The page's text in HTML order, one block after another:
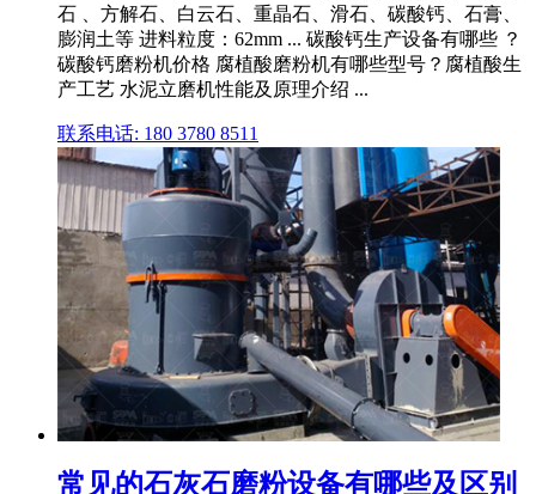
石 、方解石、白云石、重晶石、滑石、碳酸钙、石膏、
膨润土等 进料粒度：62mm ... 碳酸钙生产设备有哪些 ？
碳酸钙磨粉机价格 腐植酸磨粉机有哪些型号？腐植酸生
产工艺 水泥立磨机性能及原理介绍 ...
联系电话: 180 3780 8511
常见的石灰石磨粉设备有哪些及区别